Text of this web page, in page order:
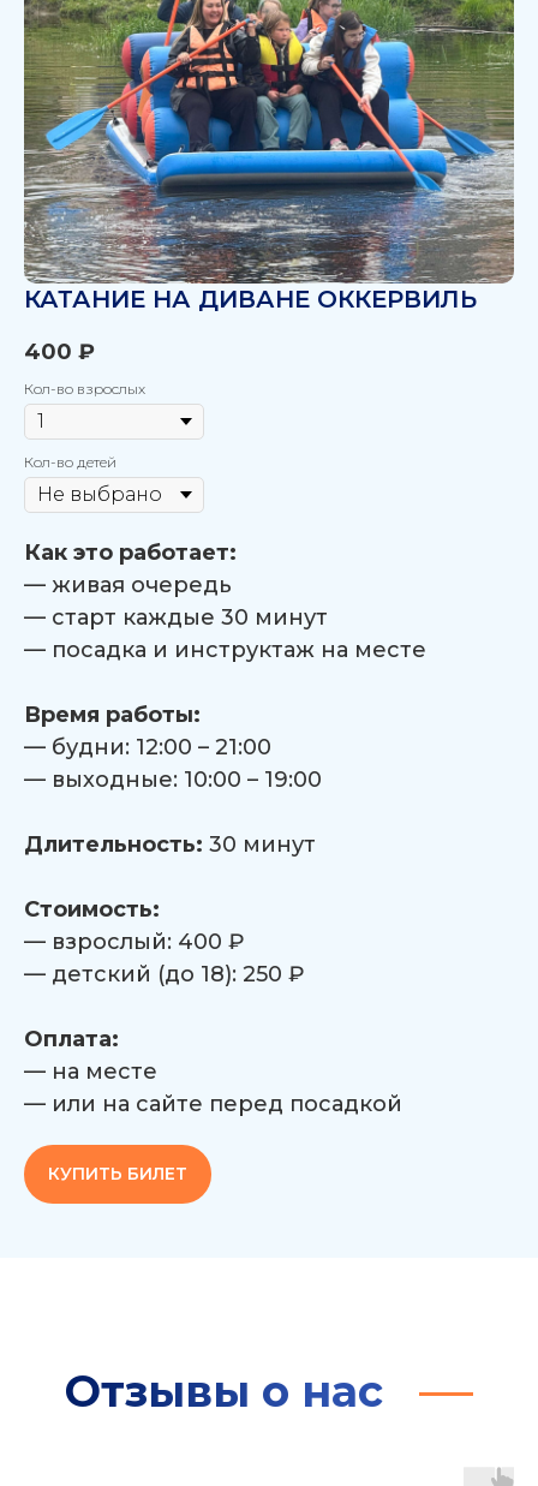
КАТАНИЕ НА ДИВАНЕ ОККЕРВИЛЬ
400 ₽
Кол-во взрослых
Кол-во детей
Как это работает:
— живая очередь
— старт каждые 30 минут
— посадка и инструктаж на месте
Время работы:
— будни: 12:00 – 21:00
— выходные: 10:00 – 19:00
Длительность: 30 минут
Стоимость:
— взрослый: 400 ₽
— детский (до 18): 250 ₽
Оплата:
— на месте
— или на сайте перед посадкой
КУПИТЬ БИЛЕТ
Отзывы о нас